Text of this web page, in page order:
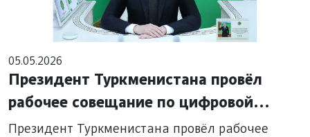
05.05.2026
Президент Туркменистана провёл
рабочее совещание по цифровой
системе
Президент Туркменистана провёл рабочее